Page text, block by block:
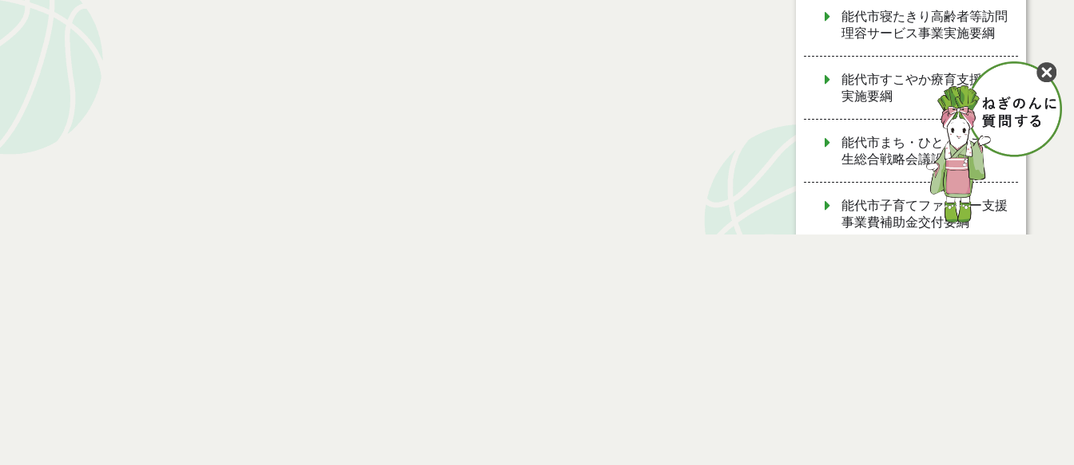
能代市寝たきり高齢者等訪問
理容サービス事業実施要綱
能代市すこやか療育支援事業
実施要綱
能代市まち・ひと・しごと創
生総合戦略会議設置要綱
能代市子育てファミリー支援
事業費補助金交付要綱